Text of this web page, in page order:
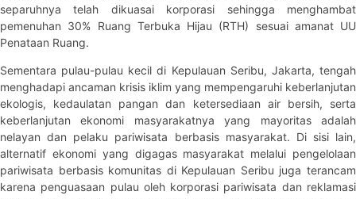
separuhnya telah dikuasai korporasi sehingga menghambat
pemenuhan 30% Ruang Terbuka Hijau (RTH) sesuai amanat UU
Penataan Ruang.
Sementara pulau-pulau kecil di Kepulauan Seribu, Jakarta, tengah
menghadapi ancaman krisis iklim yang mempengaruhi keberlanjutan
ekologis, kedaulatan pangan dan ketersediaan air bersih, serta
keberlanjutan ekonomi masyarakatnya yang mayoritas adalah
nelayan dan pelaku pariwisata berbasis masyarakat. Di sisi lain,
alternatif ekonomi yang digagas masyarakat melalui pengelolaan
pariwisata berbasis komunitas di Kepulauan Seribu juga terancam
karena penguasaan pulau oleh korporasi pariwisata dan reklamasi